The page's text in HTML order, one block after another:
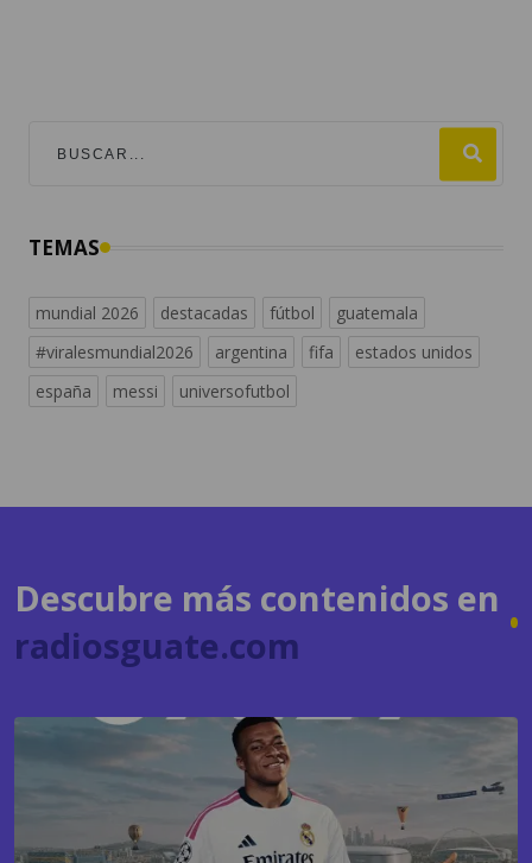
TEMAS
mundial 2026 destacadas fútbol
guatemala
#viralesmundial2026
argentina fifa
estados unidos
españa
messi universofutbol
Descubre más contenidos en
radiosguate.com